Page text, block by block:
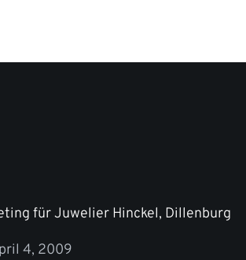
für Juwelier Hinckel, Dillenburg
4, 2009